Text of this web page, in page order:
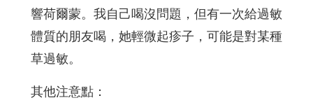
響荷爾蒙。我自己喝沒問題，但有一次給過敏
體質的朋友喝，她輕微起疹子，可能是對某種
草過敏。
其他注意點：